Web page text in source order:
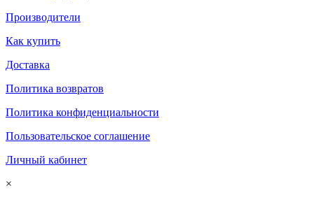
Производители
Как купить
Доставка
Политика возвратов
Политика конфиденциальности
Пользовательское соглашение
Личный кабинет
×